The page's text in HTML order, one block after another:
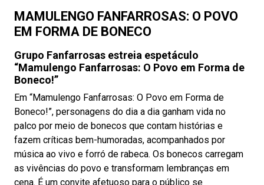
MAMULENGO FANFARROSAS: O POVO
EM FORMA DE BONECO
Grupo Fanfarrosas estreia espetáculo
“Mamulengo Fanfarrosas: O Povo em Forma de
Boneco!”
Em “Mamulengo Fanfarrosas: O Povo em Forma de
Boneco!”, personagens do dia a dia ganham vida no
palco por meio de bonecos que contam histórias e
fazem críticas bem-humoradas, acompanhados por
música ao vivo e forró de rabeca. Os bonecos carregam
as vivências do povo e transformam lembranças em
cena. É um convite afetuoso para o público se